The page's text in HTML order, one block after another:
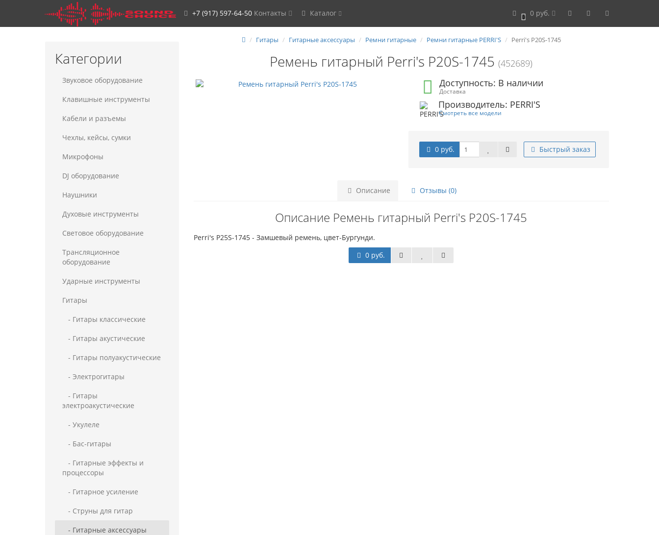
+7 (917) 597-64-50 Контакты Каталог 0 0 руб.
Категории
Звуковое оборудование
Клавишные инструменты
Кабели и разъемы
Чехлы, кейсы, сумки
Микрофоны
DJ оборудование
Наушники
Духовые инструменты
Световое оборудование
Трансляционное
оборудование
Ударные инструменты
Гитары
- Гитары классические
- Гитары акустические
- Гитары полуакустические
- Электрогитары
- Гитары
электроакустические
- Укулеле
- Бас-гитары
- Гитарные эффекты и
процессоры
- Гитарное усиление
- Струны для гитар
- Гитарные аксессуары
Гитары Гитарные аксессуары Ремни гитарные Ремни гитарные PERRI'S Perri's P20S-1745
Ремень гитарный Perri's P20S-1745(452689)
Доступность: В наличии
Доставка
Производитель: PERRI'S
Смотреть все модели
0 руб. Быстрый заказ
Описание Отзывы (0)
Описание Ремень гитарный Perri's P20S-1745
Perri's P25S-1745 - Замшевый ремень, цвет-Бургунди.
0 руб.